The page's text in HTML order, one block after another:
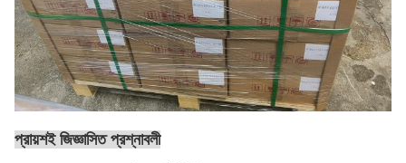
প্রায়শই জিজ্ঞাসিত প্রশ্নাবলী